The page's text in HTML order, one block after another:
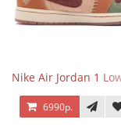
Nike Air Jordan 1
6990р.